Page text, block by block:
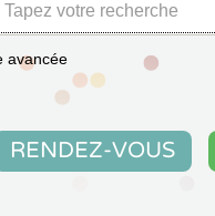
avancée
RENDEZ-VOUS